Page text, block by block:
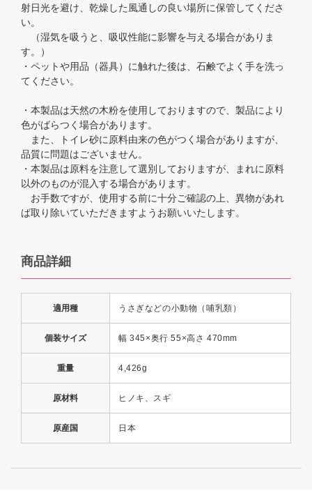
射日光を避け、乾燥した風通しの良い場所に保管してくださ
い。
（湿気を吸うと、吸収性能に影響を与える場合がありま
す。）
・ペットや用品（器具）に触れた後は、石鹸でよく手を洗っ
てください。
・本製品は天然の木粉を使用しておりますので、製品により
色がばらつく場合があります。
また、トイレ砂に原料由来の色がつく場合がありますが、
品質に問題はございません。
・本製品は原料を注意して選別しておりますが、まれに原料
以外のものが混入する場合があります。
お手数ですが、使用する前に十分ご確認の上、異物があれ
ば取り除いていただきますようお願いいたします。
商品詳細
適用種 うさぎなどの小動物（哺乳類）
個装サイズ 幅 345×奥行 55×高さ 470mm
重量 4,426g
原材料 ヒノキ、スギ
原産国 日本